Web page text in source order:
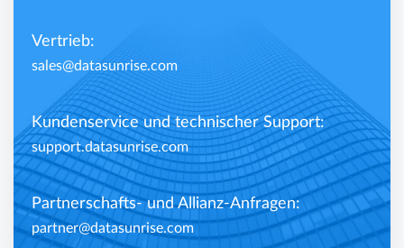
Vertrieb:
sales@datasunrise.com
Kundenservice und technischer Support:
support.datasunrise.com
Partnerschafts- und Allianz-Anfragen:
partner@datasunrise.com